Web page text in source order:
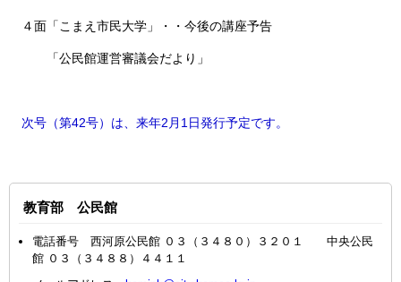
４面「こまえ市民大学」・・今後の講座予告
「公民館運営審議会だより」
次号（第42号）は、来年2月1日発行予定です。
教育部 公民館
電話番号 西河原公民館 ０３（３４８０）３２０１ 中央公民
館 ０３（３４８８）４４１１